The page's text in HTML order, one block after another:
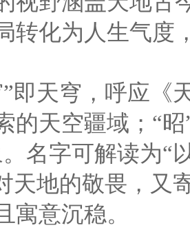
转化为人生气度
”即天穹，呼应《
的天空疆域；“
名字可解读为“
天地的敬畏，又
寓意沉稳。